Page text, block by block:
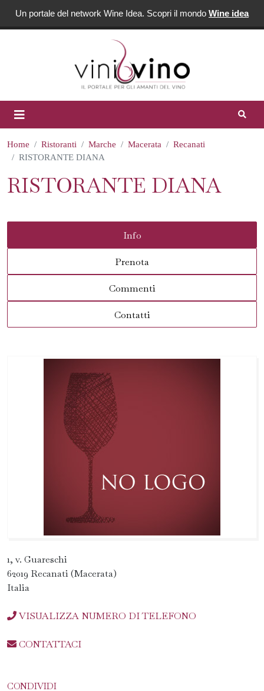
Un portale del network Wine Idea. Scopri il mondo Wine idea
Home Ristoranti Marche Macerata
Recanati
RISTORANTE DIANA
RISTORANTE DIANA
Info
Prenota
Commenti
Contatti
1, v. Guareschi
62019 Recanati (Macerata)
Italia
VISUALIZZA NUMERO DI TELEFONO
CONTATTACI
CONDIVIDI